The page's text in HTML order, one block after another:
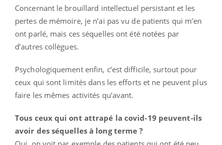
Concernant le brouillard intellectuel persistant et les
pertes de mémoire, je n’ai pas vu de patients qui m’en
ont parlé, mais ces séquelles ont été notées par
d’autres collègues.
Psychologiquement enfin, c’est difficile, surtout pour
ceux qui sont limités dans les efforts et ne peuvent plus
faire les mêmes activités qu’avant.
Tous ceux qui ont attrapé la covid-19 peuvent-ils
avoir des séquelles à long terme ?